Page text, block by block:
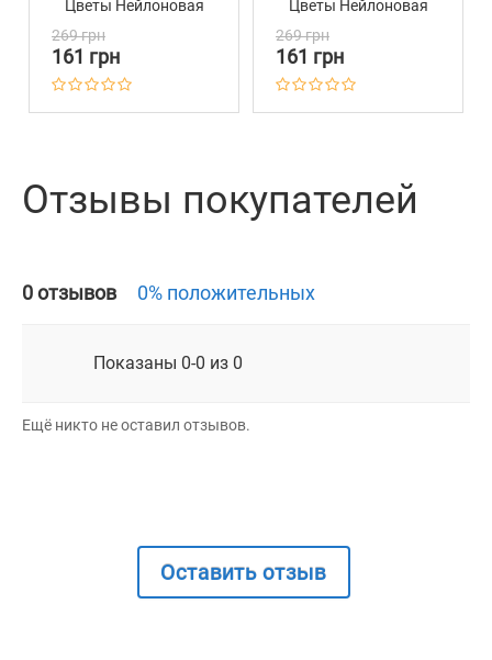
Цветы Нейлоновая
269 грн
161 грн
Цветы Нейлоновая
269 грн
161 грн
Отзывы покупателей
0 отзывов 0% положительных
Показаны 0-0 из 0
Ещё никто не оставил отзывов.
Оставить отзыв